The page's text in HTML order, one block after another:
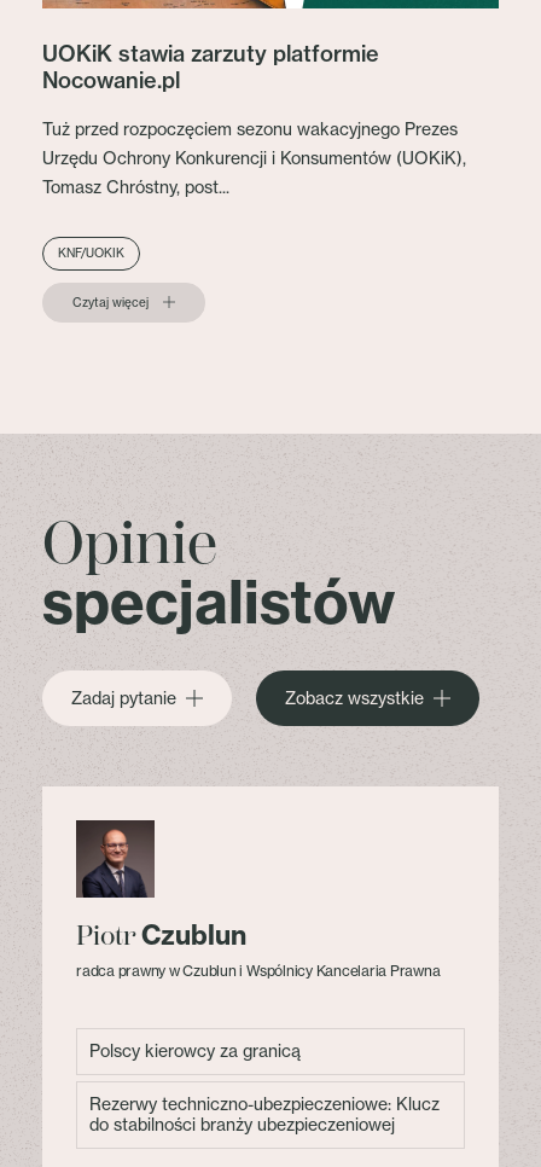
UOKiK stawia zarzuty platformie
Nocowanie.pl
Tuż przed rozpoczęciem sezonu wakacyjnego Prezes
Urzędu Ochrony Konkurencji i Konsumentów (UOKiK),
Tomasz Chróstny, post...
KNF/UOKIK
Czytaj więcej
Opinie
specjalistów
Zadaj pytanie Zobacz wszystkie
PiotrCzublun
radca prawny w Czublun i Wspólnicy Kancelaria Prawna
Polscy kierowcy za granicą
Rezerwy techniczno-ubezpieczeniowe: Klucz
do stabilności branży ubezpieczeniowej